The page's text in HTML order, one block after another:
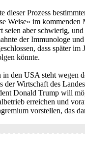
dieser Prozess
Weise» im kommenden
seien aber schwierig,
der Immunologe und
dass später im
könnte.
den USA steht wegen
der Wirtschaft des
Donald Trump will
erreichen und
vorstellen, das